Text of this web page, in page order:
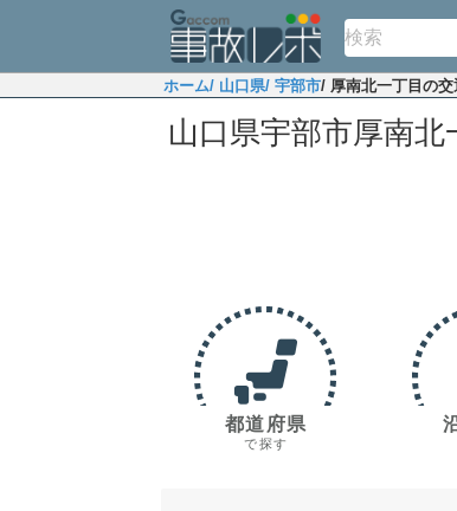
ホーム/ 山口県/ 宇部市/ 厚南北一丁目の交
山口県宇部市厚南
都道府県
で探す